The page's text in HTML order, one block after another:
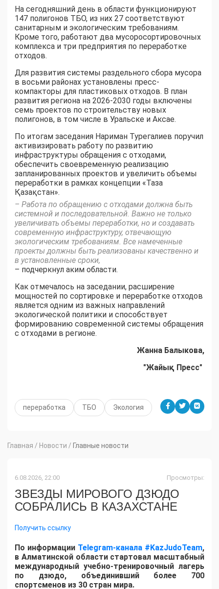
На сегодняшний день в области функционируют
147 полигонов ТБО, из них 27 соответствуют
санитарным и экологическим требованиям.
Кроме того, работают два мусоросортировочных
комплекса и три предприятия по переработке
отходов.
Для развития системы раздельного сбора мусора
в восьми районах установлены пресс-
компакторы для пластиковых отходов. В план
развития региона на 2026-2030 годы включены
семь проектов по строительству новых
полигонов, в том числе в Уральске и Аксае.
По итогам заседания Нариман Турегалиев поручил
активизировать работу по развитию
инфраструктуры обращения с отходами,
обеспечить своевременную реализацию
запланированных проектов и увеличить объемы
переработки в рамках концепции «Таза
Қазақстан».
– Работа по обращению с отходами должна быть
системной и последовательной. Важно не только
увеличивать объемы переработки, но и создавать
современную инфраструктуру, отвечающую
экологическим требованиям. Все намеченные
проекты должны быть реализованы качественно и
в установленные сроки,
– подчеркнул аким области.
Как отмечалось на заседании, расширение
мощностей по сортировке и переработке отходов
является одним из важных направлений
экологической политики и способствует
формированию современной системы обращения
с отходами в регионе.
Жанна Балыкова,
"Жайық Пресс"
переработка ТБО Экология
Главная / Новости / Главные новости
6.08.2026, 22:00 Просмотры:
ЗВЕЗДЫ МИРОВОГО ДЗЮДО
СОБРАЛИСЬ В КАЗАХСТАНЕ
Получить ссылку
По информации Telegram-канала #KazJudoTeam,
в Алматинской области стартовал масштабный
международный учебно-тренировочный лагерь
по дзюдо, объединивший более 700
спортсменов из 30 стран мира.